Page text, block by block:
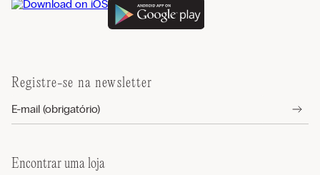
Registre-se na newsletter
Encontrar uma loja